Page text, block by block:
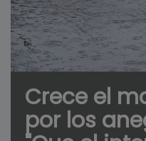
Crece el
por los